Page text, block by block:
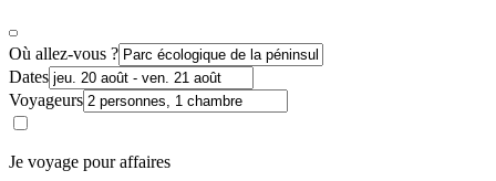
Où allez-vous ?
Dates
Voyageurs
Je voyage pour affaires